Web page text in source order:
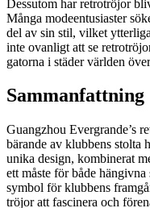
Dessutom har retrotröjor
Många modeentusiaster
del av sin stil, vilket
inte ovanligt att se
gatorna i städer världen
Sammanfattning
Guangzhou Evergrande’s
bärande av klubbens stolta
unika design, kombinerat
ett måste för både
symbol för klubbens
tröjor att fascinera och